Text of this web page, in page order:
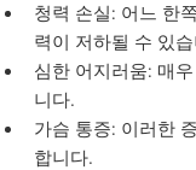
청력 손실: 어느 한
력이 저하될 수 있
심한 어지러움: 매
니다.
가슴 통증: 이러한
합니다.